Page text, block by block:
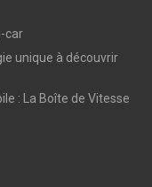
car
unique à découvrir
: La Boîte de Vitesse